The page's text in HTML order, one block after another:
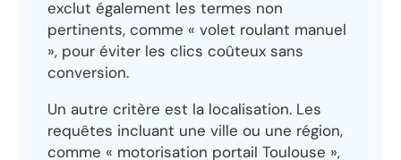
exclut également les termes non
pertinents, comme « volet roulant manuel
», pour éviter les clics coûteux sans
conversion.
Un autre critère est la localisation. Les
requêtes incluant une ville ou une région,
comme « motorisation portail Toulouse »,